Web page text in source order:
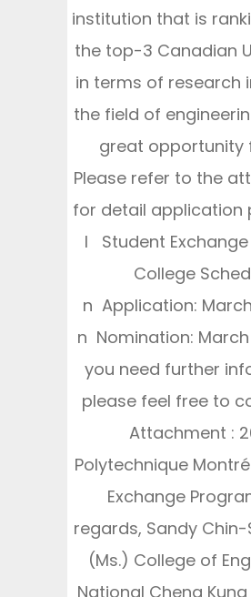
institution that is
the top-3 Canadian
in terms of research
the field of
great opportunity
Please refer to the
for detail application
l Student
College
n Application:
n Nomination: March
you need further
please feel free to
Attachment :
Polytechnique
Exchange
regards, Sandy Chin-
(Ms.) College of
National Cheng